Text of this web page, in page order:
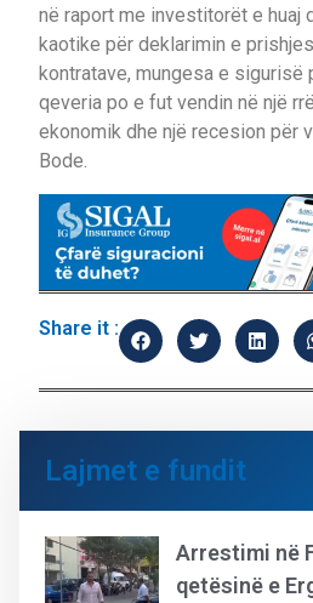
në raport me investitorët e huaj
kaotike për deklarimin e
kontratave, mungesa e sigurisë
qeveria po e fut vendin në një
ekonomik dhe një recesion për
Bode.
Share it :
Lajmet e fundit
Arrestimi në
qetësinë e